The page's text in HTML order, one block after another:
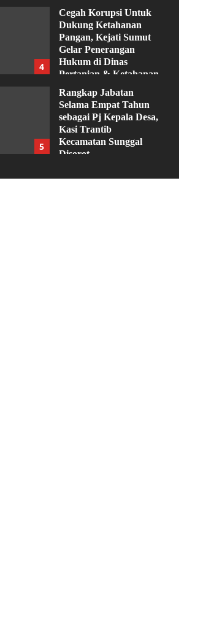
4
Cegah Korupsi Untuk
Dukung Ketahanan
Pangan, Kejati Sumut
Gelar Penerangan
Hukum di Dinas
Pertanian & Ketahanan
Agustus 5, 2026
5
Rangkap Jabatan
Selama Empat Tahun
sebagai Pj Kepala Desa,
Kasi Trantib
Kecamatan Sunggal
Disorot